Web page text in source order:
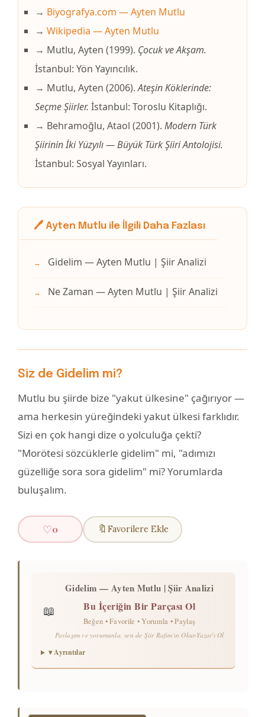
→ Biyografya.com — Ayten Mutlu
→ Wikipedia — Ayten Mutlu
→ Mutlu, Ayten (1999). Çocuk ve Akşam.
İstanbul: Yön Yayıncılık.
→ Mutlu, Ayten (2006).Ateşin Köklerinde:
Seçme Şiirler. İstanbul: Toroslu Kitaplığı.
→ Behramoğlu, Ataol (2001). Modern Türk
Şiirinin İki Yüzyılı — Büyük Türk Şiiri Antolojisi.
İstanbul: Sosyal Yayınları.
🖊️ Ayten Mutlu ile İlgili Daha Fazlası
→ Gidelim — Ayten Mutlu | Şiir Analizi
→ Ne Zaman — Ayten Mutlu | Şiir Analizi
Siz de Gidelim mi?
Mutlu bu şiirde bize "yakut ülkesine" çağırıyor —
ama herkesin yüreğindeki yakut ülkesi farklıdır.
Sizi en çok hangi dize o yolculuğa çekti?
"Morötesi sözcüklerle gidelim" mi, "adımızı
güzelliğe sora sora gidelim" mi? Yorumlarda
buluşalım.
♡0 🔖 Favorilere Ekle
📖
Gidelim — Ayten Mutlu | Şiir Analizi
Bu İçeriğin Bir Parçası Ol
Beğen • Favorile • Yorumla • Paylaş
Paylaşım ve yorumunla, sen de Şiir Rafım'ın Okur-Yazar'ı Ol
▾ Ayrıntılar